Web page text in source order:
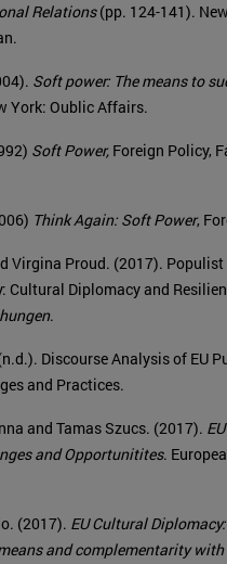
Relations(pp. 124-141).
Soft power: The means to
York: Oublic Affairs.
Soft Power, Foreign Policy,
Think Again: Soft Power,
Virgina Proud. (2017).
Cultural Diplomacy and
.
Discourse Analysis of EU
and Practices.
and Tamas Szucs. (2017).
and Opportunitites.
(2017). EU Cultural
and complementarity with